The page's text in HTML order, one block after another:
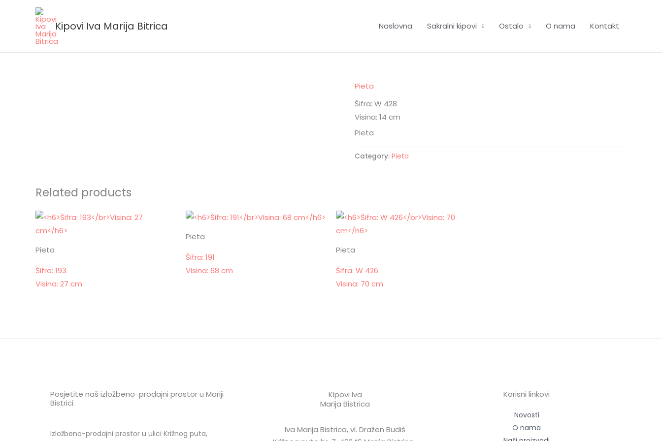
Kipovi Iva Marija Bitrica Naslovna Sakralni kipovi Ostalo O nama Kontakt
Pieta
Šifra: W 428
Visina: 14 cm
Pieta
Category: Pieta
Related products
Pieta
Šifra: 193
Visina: 27 cm
Pieta
Šifra: 191
Visina: 68 cm
Pieta
Šifra: W 426
Visina: 70 cm
Posjetite naš izložbeno-prodajni prostor u Mariji
Bistrici
Izložbeno-prodajni prostor u ulici Križnog puta,
Kipovi Iva
Marija Bistrica
Iva Marija Bistrica, vl. Dražen Budiš
Korisni linkovi
Novosti
O nama